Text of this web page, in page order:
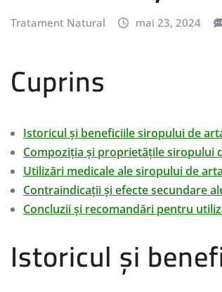
Tratament Natural mai 23, 2024
Cuprins
Istoricul și beneficiile siropului de
Compoziția și proprietățile siropului
Utilizări medicale ale siropului de
Contraindicații și efecte secundare
Concluzii și recomandări pentru
Istoricul și